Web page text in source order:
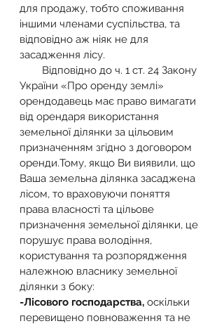
для продажу, тобто споживання
іншими членами суспільства, та
відповідно аж ніяк не для
засадження лісу.
Відповідно до ч. 1 ст. 24 Закону
України «Про оренду землі»
орендодавець має право вимагати
від орендаря використання
земельної ділянки за цільовим
призначенням згідно з договором
оренди.Тому, якщо Ви виявили, що
Ваша земельна ділянка засаджена
лісом, то враховуючи поняття
права власності та цільове
призначення земельної ділянки, це
порушує права володіння,
користування та розпорядження
належною власнику земельної
ділянки з боку:
-Лісового господарства, оскільки
перевищено повноваження та не